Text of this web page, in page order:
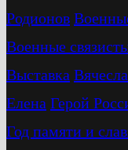
Родионов
Военные
Выставка
Елена Герой
Год памяти и